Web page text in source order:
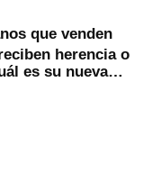
que venden
herencia o
es su nueva